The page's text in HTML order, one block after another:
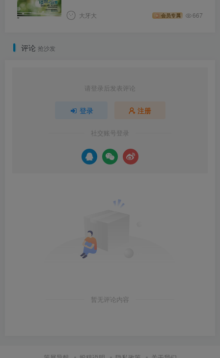
大牙大 会员专属 667
评论 抢沙发
请登录后发表评论
登录 注册
社交账号登录
暂无评论内容